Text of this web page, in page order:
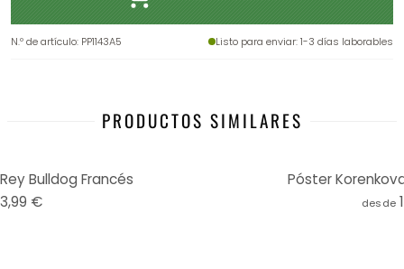
N.º de artículo: PP1143A5 Listo para enviar: 1-3 días laborables
PRODUCTOS SIMILARES
Bulldog Francés
€
Póster
desde